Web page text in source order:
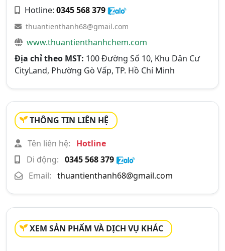
Hotline: 0345 568 379
thuantienthanh68@gmail.com
www.thuantienthanhchem.com
Địa chỉ theo MST: 100 Đường Số 10, Khu Dân Cư
CityLand, Phường Gò Vấp, TP. Hồ Chí Minh
THÔNG TIN LIÊN HỆ
Tên liên hệ:
Hotline
Di động: 0345 568 379
Email: thuantienthanh68@gmail.com
XEM SẢN PHẨM VÀ DỊCH VỤ KHÁC